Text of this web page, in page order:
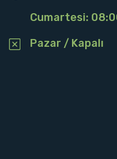
Cumartesi:
Pazar / Kapalı